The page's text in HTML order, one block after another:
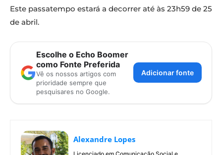
Este passatempo estará a decorrer até às 23h59 de 25
de abril.
Escolhe o Echo Boomer
como Fonte Preferida
Vê os nossos artigos com
prioridade sempre que
pesquisares no Google.
Adicionar fonte
Alexandre Lopes